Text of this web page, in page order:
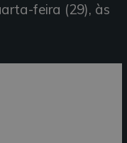
feira (29), às